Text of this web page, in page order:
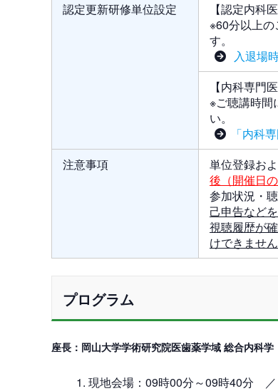
認定更新研修単位設定
【認定内科
※60分以上の
す。
入退場
【内科専門
※ご聴講時間
い。
「内科
注意事項
単位登録お
後（開催日
参加状況・
己申告など
視聴履歴が
けできません
プログラム
座長：岡山大学学術研究院医歯薬学域 総合内
現地会場：09時00分～09時40分